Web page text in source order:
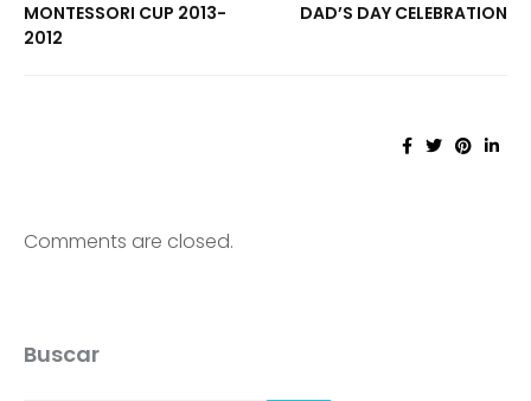
MONTESSORI CUP 2013-
2012
DAD’S DAY CELEBRATION
Comments are closed.
Buscar